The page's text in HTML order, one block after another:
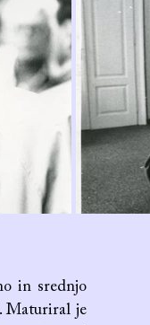
in srednjo
Maturiral je